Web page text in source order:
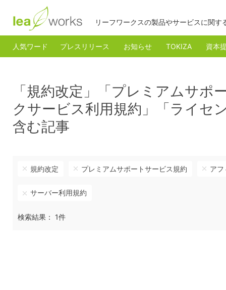
リーフワークスの製品やサービスに関
人気ワード プレスリリース お知らせ TOKIZA 資本
「規約改定」「プレミアムサ
クサービス利用規約」「ライセ
含む記事
規約改定 プレミアムサポートサービス規約 アフ
サーバー利用規約
検索結果： 1件